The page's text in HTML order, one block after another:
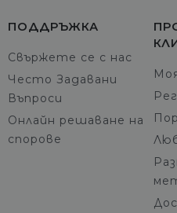
ПОДДРЪЖКА
Свържете се с нас
Често Задавани
Въпроси
Онлайн решаване на
спорове